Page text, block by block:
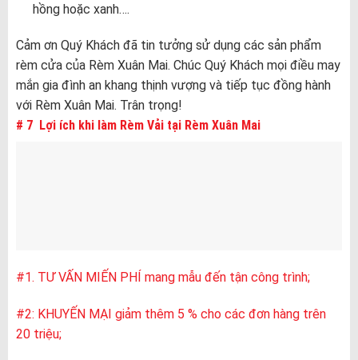
hồng hoặc xanh….
Cảm ơn Quý Khách đã tin tưởng sử dụng các sản phẩm
rèm cửa của Rèm Xuân Mai. Chúc Quý Khách mọi điều may
mắn gia đình an khang thịnh vượng và tiếp tục đồng hành
với Rèm Xuân Mai. Trân trọng!
# 7 Lợi ích khi làm Rèm Vải tại Rèm Xuân Mai
#1. TƯ VẤN MIẾN PHÍ mang mẫu đến tận công trình;
#2: KHUYẾN MẠI giảm thêm 5 % cho các đơn hàng trên
20 triệu;